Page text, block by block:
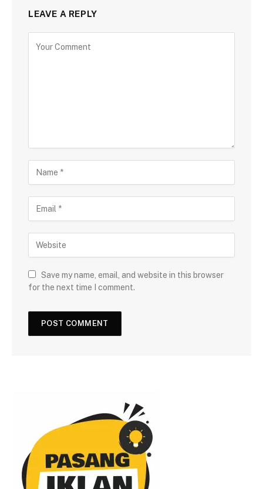
LEAVE A REPLY
Save my name, email, and website in this browser
for the next time I comment.